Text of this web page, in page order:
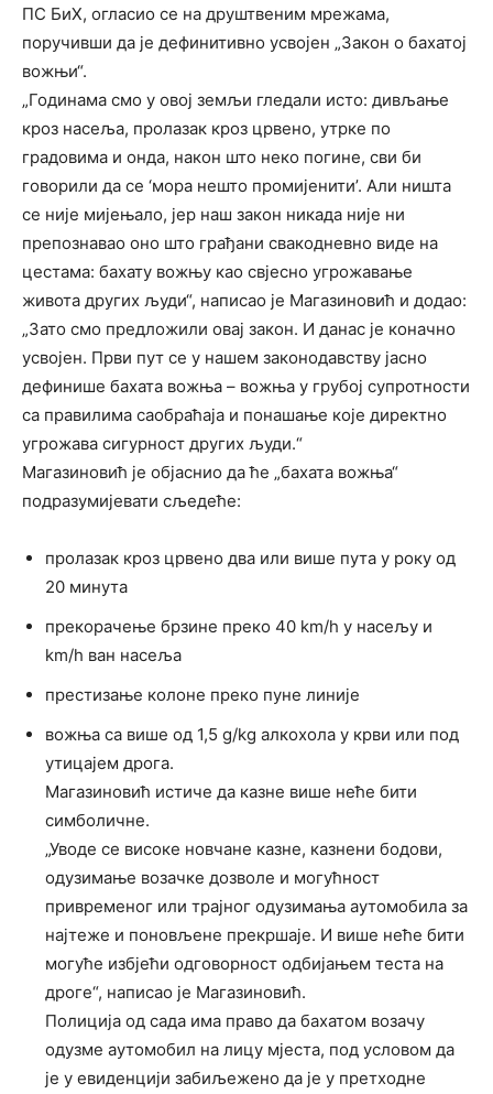
ПС БиХ, огласио се на друштвеним мрежама,
поручивши да је дефинитивно усвојен „Закон о бахатој
вожњи“.
„Годинама смо у овој земљи гледали исто: дивљање
кроз насеља, пролазак кроз црвено, утрке по
градовима и онда, након што неко погине, сви би
говорили да се ‘мора нешто промијенити’. Али ништа
се није мијењало, јер наш закон никада није ни
препознавао оно што грађани свакодневно виде на
цестама: бахату вожњу као свјесно угрожавање
живота других људи“, написао је Магазиновић и додао:
„Зато смо предложили овај закон. И данас је коначно
усвојен. Први пут се у нашем законодавству јасно
дефинише бахата вожња – вожња у грубој супротности
са правилима саобраћаја и понашање које директно
угрожава сигурност других људи.“
Магазиновић је објаснио да ће „бахата вожња“
подразумијевати сљедеће:
пролазак кроз црвено два или више пута у року од
20 минута
прекорачење брзине преко 40 km/h у насељу и
km/h ван насеља
престизање колоне преко пуне линије
вожња са више од 1,5 g/kg алкохола у крви или под
утицајем дрога.
Магазиновић истиче да казне више неће бити
симболичне.
„Уводе се високе новчане казне, казнени бодови,
одузимање возачке дозволе и могућност
привременог или трајног одузимања аутомобила за
најтеже и поновљене прекршаје. И више неће бити
могуће избјећи одговорност одбијањем теста на
дроге“, написао је Магазиновић.
Полиција од сада има право да бахатом возачу
одузме аутомобил на лицу мјеста, под условом да
је у евиденцији забиљежено да је у претходне